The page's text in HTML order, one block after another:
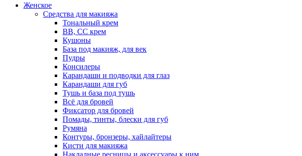
Женское
Средства для макияжа
Тональный крем
BB, CC крем
Кушоны
База под макияж, для век
Пудры
Консилеры
Карандаши и подводки для глаз
Карандаши для губ
Тушь и база под тушь
Всё для бровей
Фиксатор для бровей
Помады, тинты, блески для губ
Румяна
Контуры, бронзеры, хайлайтеры
Кисти для макияжа
Накладные ресницы и аксессуары к ним